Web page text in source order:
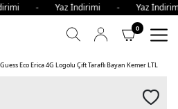
- Yaz İndirimi - Yaz
0
Guess Eco Erica 4G Logolu Çift Taraflı Bayan Kemer LTL